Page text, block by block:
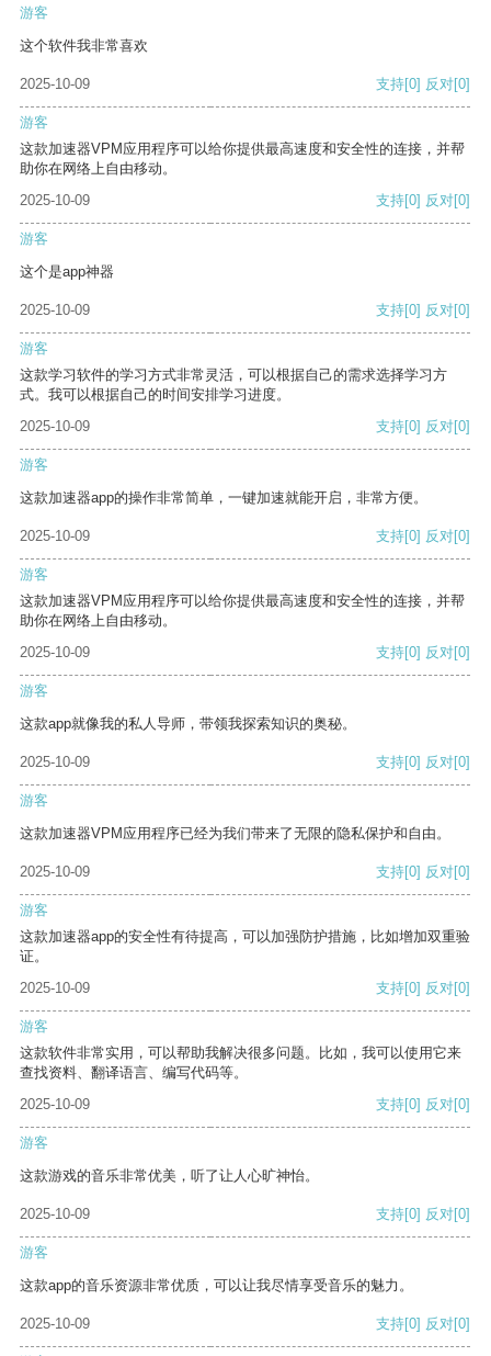
游客
这个软件我非常喜欢
2025-10-09 支持[0] 反对[0]
游客
这款加速器VPM应用程序可以给你提供最高速度和安全性的连接，并帮
助你在网络上自由移动。
2025-10-09
支持[0] 反对[0]
游客
这个是app神器
2025-10-09 支持[0] 反对[0]
游客
这款学习软件的学习方式非常灵活，可以根据自己的需求选择学习方
式。我可以根据自己的时间安排学习进度。
2025-10-09
支持[0] 反对[0]
游客
这款加速器app的操作非常简单，一键加速就能开启，非常方便。
2025-10-09 支持[0] 反对[0]
游客
这款加速器VPM应用程序可以给你提供最高速度和安全性的连接，并帮
助你在网络上自由移动。
2025-10-09
支持[0] 反对[0]
游客
这款app就像我的私人导师，带领我探索知识的奥秘。
2025-10-09 支持[0] 反对[0]
游客
这款加速器VPM应用程序已经为我们带来了无限的隐私保护和自由。
2025-10-09 支持[0] 反对[0]
游客
这款加速器app的安全性有待提高，可以加强防护措施，比如增加双重验
证。
2025-10-09
支持[0] 反对[0]
游客
这款软件非常实用，可以帮助我解决很多问题。比如，我可以使用它来
查找资料、翻译语言、编写代码等。
2025-10-09
支持[0] 反对[0]
游客
这款游戏的音乐非常优美，听了让人心旷神怡。
2025-10-09 支持[0] 反对[0]
游客
这款app的音乐资源非常优质，可以让我尽情享受音乐的魅力。
2025-10-09 支持[0] 反对[0]